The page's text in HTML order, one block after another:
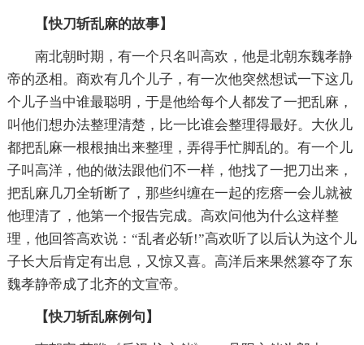
【快刀斩乱麻的故事】
南北朝时期，有一个只名叫高欢，他是北朝东魏孝静
帝的丞相。商欢有几个儿子，有一次他突然想试一下这几
个儿子当中谁最聪明，于是他给每个人都发了一把乱麻，
叫他们想办法整理清楚，比一比谁会整理得最好。大伙儿
都把乱麻一根根抽出来整理，弄得手忙脚乱的。有一个儿
子叫高洋，他的做法跟他们不一样，他找了一把刀出来，
把乱麻几刀全斩断了，那些纠缠在一起的疙瘩一会儿就被
他理清了，他第一个报告完成。高欢问他为什么这样整
理，他回答高欢说：“乱者必斩!”高欢听了以后认为这个儿
子长大后肯定有出息，又惊又喜。高洋后来果然篡夺了东
魏孝静帝成了北齐的文宣帝。
【快刀斩乱麻例句】